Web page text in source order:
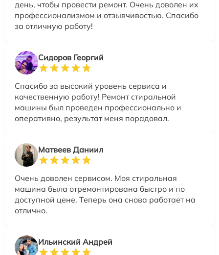
день, чтобы провести ремонт. Очень доволен их
профессионализмом и отзывчивостью. Спасибо
за отличную работу!
Сидоров Георгий
Спасибо за высокий уровень сервиса и
качественную работу! Ремонт стиральной
машины был проведен профессионально и
оперативно, результат меня порадовал.
Матвеев Даниил
Очень доволен сервисом. Моя стиральная
машина была отремонтирована быстро и по
доступной цене. Теперь она снова работает на
отлично.
Ильинский Андрей